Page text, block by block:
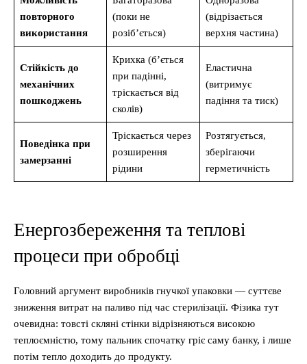
повторного
використання
(поки не
розіб’ється)
(відрізається
верхня частина)
Стійкість до
механічних
пошкоджень
Крихка (б’ється
при падінні,
тріскається від
сколів)
Еластична
(витримує
падіння та тиск)
Поведінка при
замерзанні
Тріскається через
розширення
рідини
Розтягується,
зберігаючи
герметичність
Енергозбереження та теплові
процеси при обробці
Головний аргумент виробників гнучкої упаковки — суттєве
зниження витрат на паливо під час стерилізації. Фізика тут
очевидна: товсті скляні стінки відрізняються високою
теплоємністю, тому пальник спочатку гріє саму банку, і лише
потім тепло доходить до продукту.